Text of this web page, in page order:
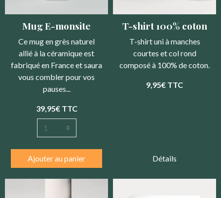
Mug E-monsite
Ce mug en grès naturel
allié à la céramique est
fabriqué en France et saura
vous combler pour vos
pauses...
39,95€ TTC
Ajouter au panier
T-shirt 100% coton
T-shirt uni à manches
courtes et col rond
composé à 100% de coton.
9,95€ TTC
Détails